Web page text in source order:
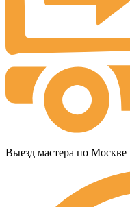
Выезд мастера по Москве